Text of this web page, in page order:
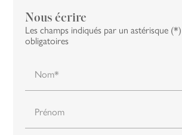
Nous écrire
Les champs indiqués par un astérisque
obligatoires
Nom*
Prénom